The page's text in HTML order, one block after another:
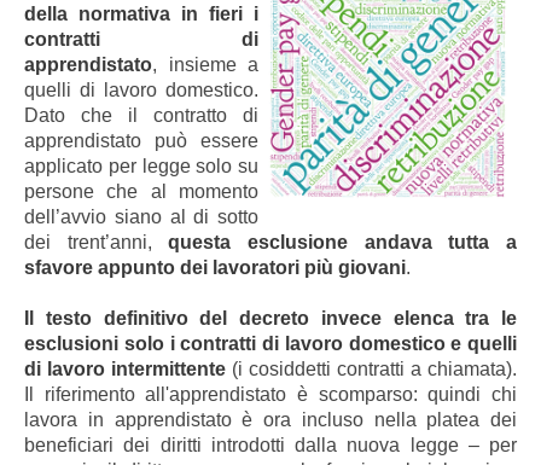
della normativa in fieri i
contratti di
apprendistato, insieme a
quelli di lavoro domestico.
Dato che il contratto di
apprendistato può essere
applicato per legge solo su
persone che al momento
dell’avvio siano al di sotto
dei trent’anni,questa esclusione andava tutta a
sfavore appunto dei lavoratori più giovani.
Il testo definitivo del decreto invece elenca tra le
esclusioni solo i contratti di lavoro domestico e quelli
di lavoro intermittente (i cosiddetti contratti a chiamata).
Il riferimento all'apprendistato è scomparso: quindi chi
lavora in apprendistato è ora incluso nella platea dei
beneficiari dei diritti introdotti dalla nuova legge – per